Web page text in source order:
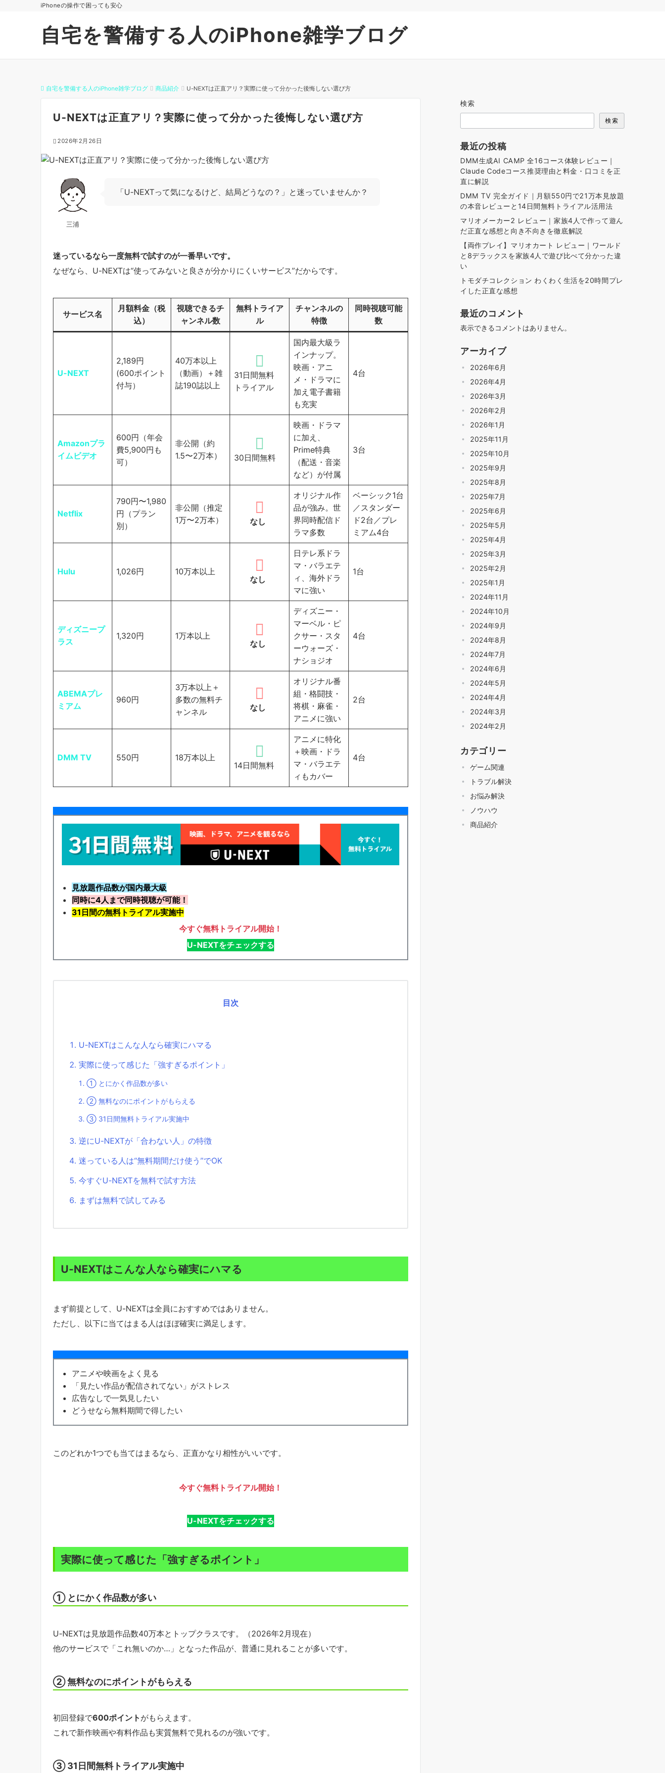
iPhoneの操作で困っても安心
自宅を警備する人のiPhone雑学ブログ
自宅を警備する人のiPhone雑学ブログ 商品紹介 U-NEXTは正直アリ？実際に使って分かった後悔しない選び方
U-NEXTは正直アリ？実際に使って分かった後悔しない選び方
2026年2月26日
三浦
「U-NEXTって気になるけど、結局どうなの？」と迷っていませんか？
迷っているなら一度無料で試すのが一番早いです。
なぜなら、U-NEXTは“使ってみないと良さが分かりにくいサービス”だからです。
サービス名
月額料金（税
込）
視聴できるチ
ャンネル数
無料トライア
ル
チャンネルの
特徴
同時視聴可能
数
U-NEXT
2,189円
(600ポイント
付与）
40万本以上
（動画）＋雑
誌190誌以上
31日間無料
トライアル
国内最大級ラ
インナップ。
映画・アニ
メ・ドラマに
加え電子書籍
も充実
4台
Amazonプラ
イムビデオ
600円（年会
費5,900円も
可）
非公開（約
1.5〜2万本）
30日間無料
映画・ドラマ
に加え、
Prime特典
（配送・音楽
など）が付属
3台
Netflix
790円〜1,980
円（プラン
別）
非公開（推定
1万〜2万本）
なし
オリジナル作
品が強み。世
界同時配信ド
ラマ多数
ベーシック1台
／スタンダー
ド2台／プレ
ミアム4台
Hulu 1,026円
10万本以上
なし
日テレ系ドラ
マ・バラエテ
ィ、海外ドラ
マに強い
1台
ディズニープ
ラス
1,320円
1万本以上
なし
ディズニー・
マーベル・ピ
クサー・スタ
ーウォーズ・
ナショジオ
4台
ABEMAプレ
ミアム
960円
3万本以上＋
多数の無料チ
ャンネル
なし
オリジナル番
組・格闘技・
将棋・麻雀・
アニメに強い
2台
DMM TV 550円
18万本以上
14日間無料
アニメに特化
＋映画・ドラ
マ・バラエテ
ィもカバー
4台
見放題作品数が国内最大級
同時に4人まで同時視聴が可能！
31日間の無料トライアル実施中
今すぐ無料トライアル開始！
U-NEXTをチェックする
目次
U-NEXTはこんな人なら確実にハマる
実際に使って感じた「強すぎるポイント」
① とにかく作品数が多い
② 無料なのにポイントがもらえる
③ 31日間無料トライアル実施中
逆にU-NEXTが「合わない人」の特徴
迷っている人は“無料期間だけ使う”でOK
今すぐU-NEXTを無料で試す方法
まずは無料で試してみる
U-NEXTはこんな人なら確実にハマる
まず前提として、U-NEXTは全員におすすめではありません。
ただし、以下に当てはまる人はほぼ確実に満足します。
アニメや映画をよく見る
「見たい作品が配信されてない」がストレス
広告なしで一気見したい
どうせなら無料期間で得したい
このどれか1つでも当てはまるなら、正直かなり相性がいいです。
今すぐ無料トライアル開始！
U-NEXTをチェックする
実際に使って感じた「強すぎるポイント」
① とにかく作品数が多い
U-NEXTは見放題作品数40万本とトップクラスです。（2026年2月現在）
他のサービスで「これ無いのか…」となった作品が、普通に見れることが多いです。
② 無料なのにポイントがもらえる
初回登録で600ポイント がもらえます。
これで新作映画や有料作品も実質無料で見れるのが強いです。
③ 31日間無料トライアル実施中
検索
検索
最近の投稿
DMM生成AI CAMP 全16コース体験レビュー｜
Claude Codeコース推奨理由と料金・口コミを正
直に解説
DMM TV 完全ガイド｜月額550円で21万本見放題
の本音レビューと14日間無料トライアル活用法
マリオメーカー2 レビュー｜家族4人で作って遊ん
だ正直な感想と向き不向きを徹底解説
【両作プレイ】マリオカート レビュー｜ワールド
と8デラックスを家族4人で遊び比べて分かった違
い
トモダチコレクション わくわく生活を20時間プレ
イした正直な感想
最近のコメント
表示できるコメントはありません。
アーカイブ
2026年6月
2026年4月
2026年3月
2026年2月
2026年1月
2025年11月
2025年10月
2025年9月
2025年8月
2025年7月
2025年6月
2025年5月
2025年4月
2025年3月
2025年2月
2025年1月
2024年11月
2024年10月
2024年9月
2024年8月
2024年7月
2024年6月
2024年5月
2024年4月
2024年3月
2024年2月
カテゴリー
ゲーム関連
トラブル解決
お悩み解決
ノウハウ
商品紹介